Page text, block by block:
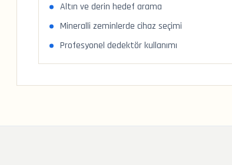
Altın ve derin hedef arama
Mineralli zeminlerde cihaz seçimi
Profesyonel dedektör kullanımı